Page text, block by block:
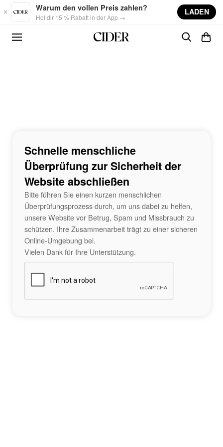
Skip to main content
Warum den vollen Preis zahlen?
Hol dir 15 % Rabatt in der App →
LADEN
Schnelle menschliche
Überprüfung zur Sicherheit der
Website abschließen
Bitte führen Sie einen kurzen menschlichen
Überprüfungsprozess durch, um uns dabei zu helfen,
unsere Website vor Betrug, Spam und Missbrauch zu
schützen. Ihre Zusammenarbeit trägt zu einer sicheren
Online-Umgebung bei.
Vielen Dank für Ihre Unterstützung.